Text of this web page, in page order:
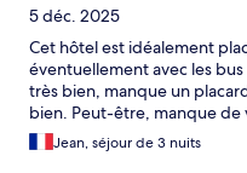
5 déc. 2025
Cet hôtel est idéalement
éventuellement avec les
très bien, manque un
bien. Peut-être, manque de
Jean, séjour de 3 nuits